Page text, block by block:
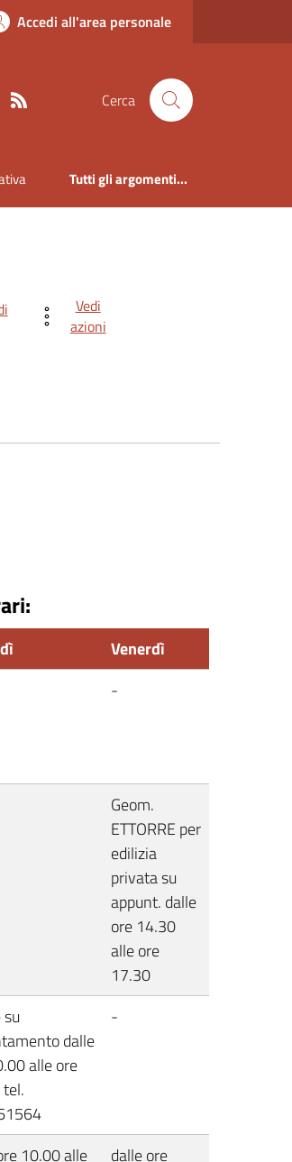
Accedi all'area personale
Cerca
Tutti gli argomenti...
Vedi
azioni
Venerdì
-
Geom.
ETTORRE per
edilizia
privata su
appunt. dalle
ore 14.30
alle ore
17.30
dalle
alle ore
-
10.00 alle
dalle ore